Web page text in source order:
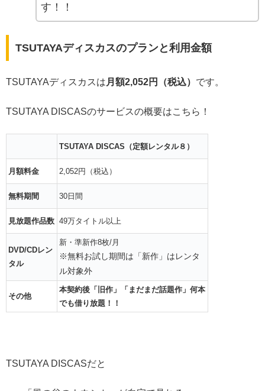
す！！
TSUTAYAディスカスのプランと利用金額
TSUTAYAディスカスは 月額2,052円（税込） です。
TSUTAYA DISCASのサービスの概要はこちら！
TSUTAYA DISCAS（定額レンタル８）
月額料金 2,052円（税込）
無料期間 30日間
見放題作品数 49万タイトル以上
DVD/CDレン
タル
新・準新作8枚/月
※無料お試し期間は「新作」はレンタ
ル対象外
その他
本契約後「旧作」「まだまだ話題作」何本
でも借り放題！！
TSUTAYA DISCASだと